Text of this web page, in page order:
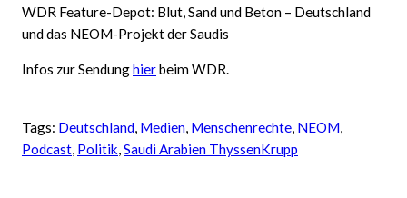
WDR Feature-Depot: Blut, Sand und Beton – Deutschland
und das NEOM-Projekt der Saudis
Infos zur Sendunghierbeim WDR.
Tags: Deutschland, Medien, Menschenrechte, NEOM
Podcast, Politik, Saudi Arabien ThyssenKrupp